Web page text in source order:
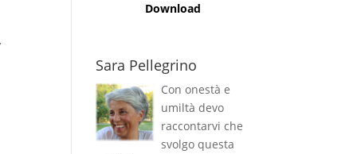
Download
Sara Pellegrino
Con onestà e
umiltà devo
raccontarvi che
svolgo questa